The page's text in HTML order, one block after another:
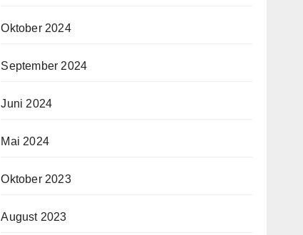
Oktober 2024
September 2024
Juni 2024
Mai 2024
Oktober 2023
August 2023